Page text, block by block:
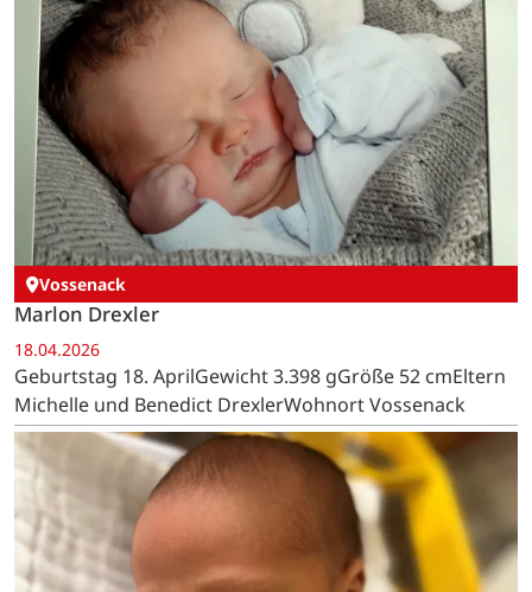
Vossenack
Marlon Drexler
18.04.2026
Geburtstag 18. AprilGewicht 3.398 gGröße 52 cmEltern
Michelle und Benedict DrexlerWohnort Vossenack